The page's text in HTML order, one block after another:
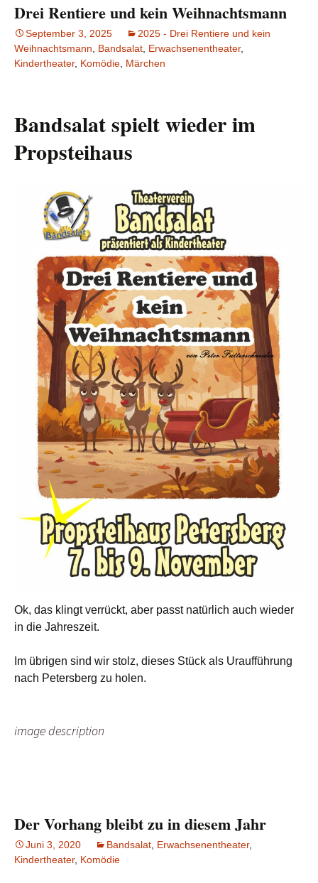
Drei Rentiere und kein Weihnachtsmann
September 3, 2025
2025 - Drei Rentiere und kein
Weihnachtsmann, Bandsalat, Erwachsenentheater,
Kindertheater, Komödie, Märchen
Bandsalat spielt wieder im
Propsteihaus
Ok, das klingt verrückt, aber passt natürlich auch wieder
in die Jahreszeit.
Im übrigen sind wir stolz, dieses Stück als Uraufführung
nach Petersberg zu holen.
image description
Der Vorhang bleibt zu in diesem Jahr
Juni 3, 2020 Bandsalat Erwachsenentheater,
Kindertheater, Komödie